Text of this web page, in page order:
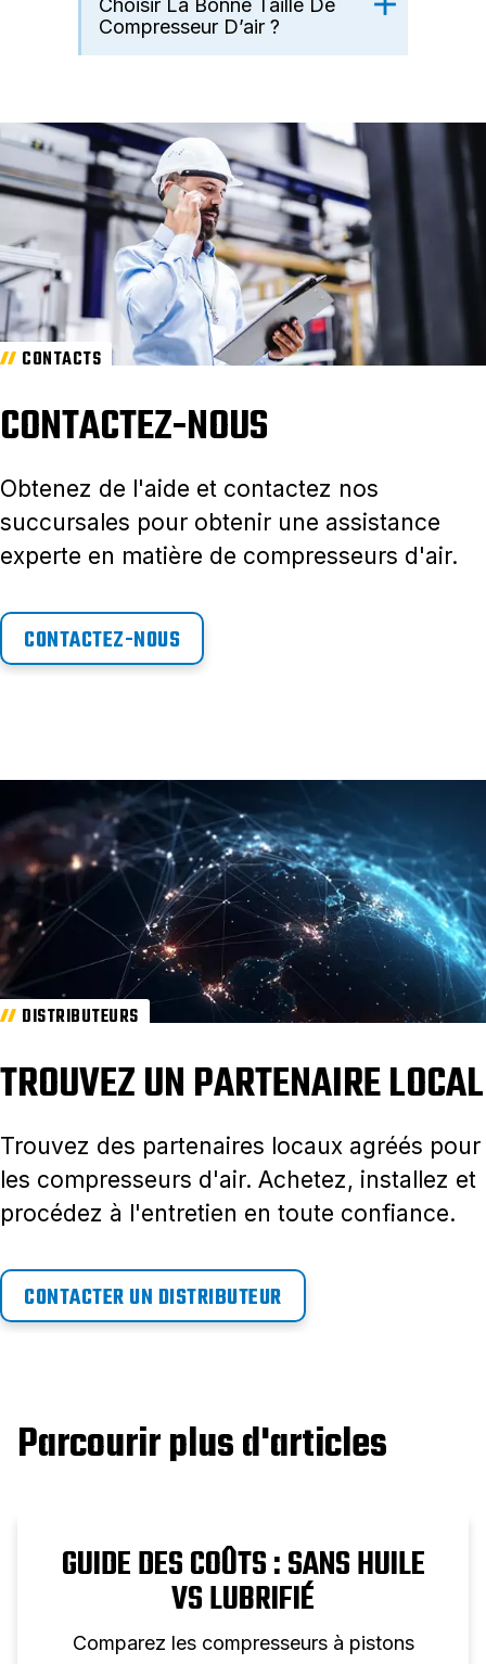
Compresseur D’air ?
CONTACTS
CONTACTEZ-NOUS
Obtenez de l'aide et contactez nos
succursales pour obtenir une assistance
experte en matière de compresseurs d'air.
CONTACTEZ-NOUS
DISTRIBUTEURS
TROUVEZ UN PARTENAIRE LOCAL
Trouvez des partenaires locaux agréés pour
les compresseurs d'air. Achetez, installez et
procédez à l'entretien en toute confiance.
CONTACTER UN DISTRIBUTEUR
Parcourir plus d'articles
GUIDE DES COÛTS : SANS HUILE
VS LUBRIFIÉ
Comparez les compresseurs à pistons